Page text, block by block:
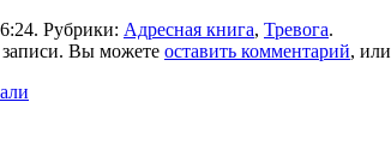
Рубрики: Адресная книга, Тревога.
записи. Вы можете оставить комментарий, или